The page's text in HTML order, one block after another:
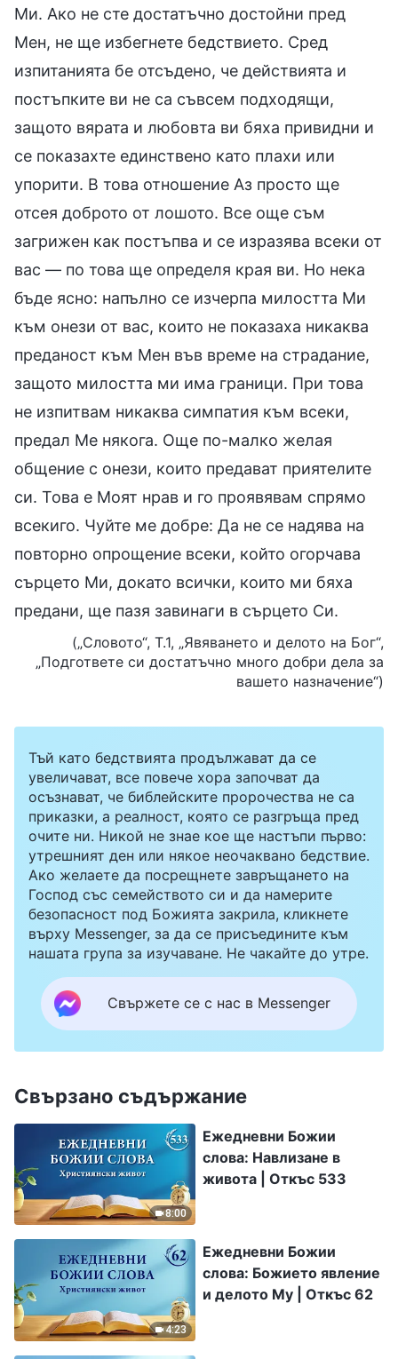
Ми. Ако не сте достатъчно достойни пред
Мен, не ще избегнете бедствието. Сред
изпитанията бе отсъдено, че действията и
постъпките ви не са съвсем подходящи,
защото вярата и любовта ви бяха привидни и
се показахте единствено като плахи или
упорити. В това отношение Аз просто ще
отсея доброто от лошото. Все още съм
загрижен как постъпва и се изразява всеки от
вас — по това ще определя края ви. Но нека
бъде ясно: напълно се изчерпа милостта Ми
към онези от вас, които не показаха никаква
преданост към Мен във време на страдание,
защото милостта ми има граници. При това
не изпитвам никаква симпатия към всеки,
предал Ме някога. Още по-малко желая
общение с онези, които предават приятелите
си. Това е Моят нрав и го проявявам спрямо
всекиго. Чуйте ме добре: Да не се надява на
повторно опрощение всеки, който огорчава
сърцето Ми, докато всички, които ми бяха
предани, ще пазя завинаги в сърцето Си.
(„Словото“, Т.1, „Явяването и делото на Бог“,
„Подгответе си достатъчно много добри дела за
вашето назначение“)
Тъй като бедствията продължават да се
увеличават, все повече хора започват да
осъзнават, че библейските пророчества не са
приказки, а реалност, която се разгръща пред
очите ни. Никой не знае кое ще настъпи първо:
утрешният ден или някое неочаквано бедствие.
Ако желаете да посрещнете завръщането на
Господ със семейството си и да намерите
безопасност под Божията закрила, кликнете
върху Messenger, за да се присъедините към
нашата група за изучаване. Не чакайте до утре.
Свържете се с нас в Messenger
Свързано съдържание
8:00
Ежедневни Божии
слова: Навлизане в
живота | Откъс 533
4:23
Ежедневни Божии
слова: Божието явление
и делото Му | Откъс 62